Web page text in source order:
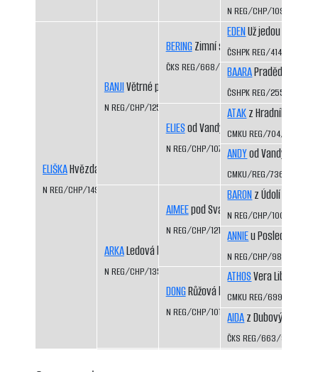
ELIŠKAHvězda Vysočiny
N REG/CHP/1494/08/10
BANJIVětrné pláně
N REG/CHP/1259/02/04
ARKALedová bouře
N REG/CHP/1352/04/06
BERINGZimní sen CS
ČKS REG/668/92/94
ELIESod Vandy z Hájů CS
N REG/CHP/1074/98/00
AIMEEpod Svatou Horou
N REG/CHP/1212/01/03
DONGRůžová louka
N REG/CHP/1015/97/99
N REG/CHP/1097/98/00
EDENUž jedou CS
ČSHPK REG/414/89
BAARAPradědova
ČSHPK REG/255/88
ATAKz Hradního
CMKU REG/704/93/95
ANDYod Vandy z Hájů
CMKU/REG/736/93/95
BARONz Údolí
N REG/CHP/1008/97/98
ANNIEu Poslední boudy
N REG/CHP/989/97/99
ATHOSVera Libiš CS
CMKU REG/699/93/95
AIDAz Dubových
ČKS REG/663/92/94